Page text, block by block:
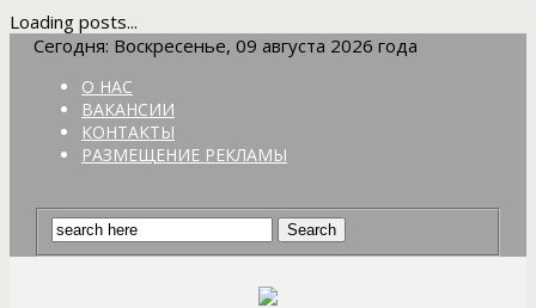
Loading posts...
Сегодня: Воскресенье, 09 августа 2026 года
О НАС
ВАКАНСИИ
КОНТАКТЫ
РАЗМЕЩЕНИЕ РЕКЛАМЫ